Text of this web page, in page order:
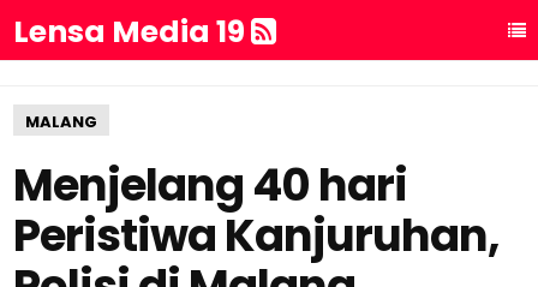
Lensa Media 19
MALANG
Menjelang 40 hari
Peristiwa Kanjuruhan,